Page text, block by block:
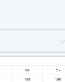
10k 50k
1.08 1.08